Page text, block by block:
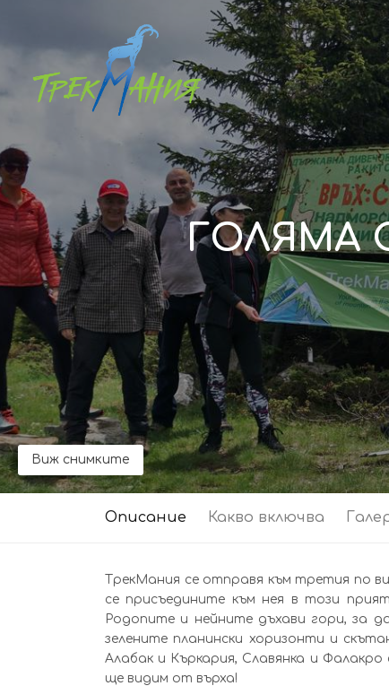
ГОЛЯМА
Виж снимките
Описание Какво включва
ТрекМания се отправя към третия по
се присъедините към нея в този
Родопите и нейните дъхави гори, за
зелените планински хоризонти и
Алабак и Къркария, Славянка и
ще видим от върха!